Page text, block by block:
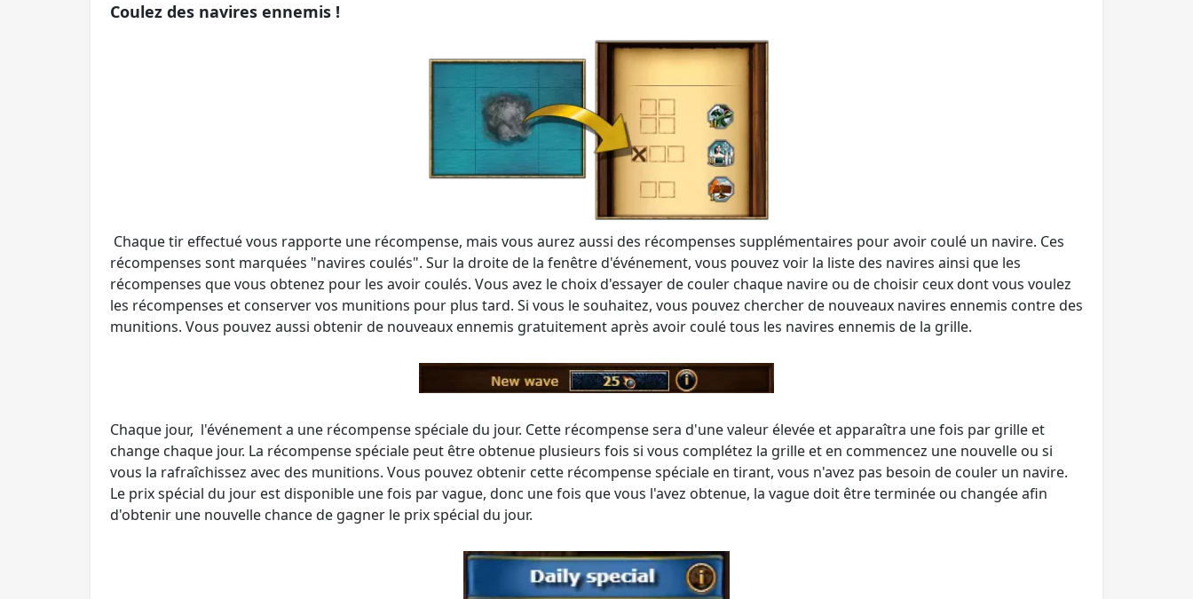
Coulez des navires ennemis !
Chaque tir effectué vous rapporte une récompense, mais vous aurez aussi des récompenses supplémentaires pour avoir coulé un navire. Ces
récompenses sont marquées "navires coulés". Sur la droite de la fenêtre d'événement, vous pouvez voir la liste des navires ainsi que les
récompenses que vous obtenez pour les avoir coulés. Vous avez le choix d'essayer de couler chaque navire ou de choisir ceux dont vous voulez
les récompenses et conserver vos munitions pour plus tard. Si vous le souhaitez, vous pouvez chercher de nouveaux navires ennemis contre des
munitions. Vous pouvez aussi obtenir de nouveaux ennemis gratuitement après avoir coulé tous les navires ennemis de la grille.
Chaque jour, l'événement a une récompense spéciale du jour. Cette récompense sera d'une valeur élevée et apparaîtra une fois par grille et
change chaque jour. La récompense spéciale peut être obtenue plusieurs fois si vous complétez la grille et en commencez une nouvelle ou si
vous la rafraîchissez avec des munitions. Vous pouvez obtenir cette récompense spéciale en tirant, vous n'avez pas besoin de couler un navire.
Le prix spécial du jour est disponible une fois par vague, donc une fois que vous l'avez obtenue, la vague doit être terminée ou changée afin
d'obtenir une nouvelle chance de gagner le prix spécial du jour.